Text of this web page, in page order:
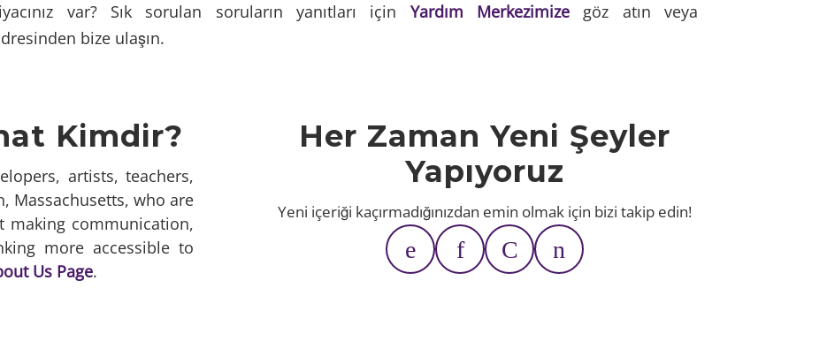
var? Sık sorulan soruların yanıtları için Yardım Merkezimize göz atın veya
bize ulaşın.
Kimdir?
artists, teachers,
Massachusetts, who are
making communication,
more accessible to
Us Page.
Her Zaman Yeni Şeyler
Yapıyoruz
Yeni içeriği kaçırmadığınızdan emin olmak için bizi takip edin!